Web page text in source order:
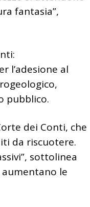
fantasia”,
l’adesione al
pubblico.
dei Conti, che
da riscuotere.
sottolinea
le